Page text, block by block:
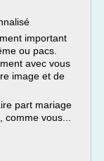
important
ou pacs.
avec vous
image et de
part mariage
vous...